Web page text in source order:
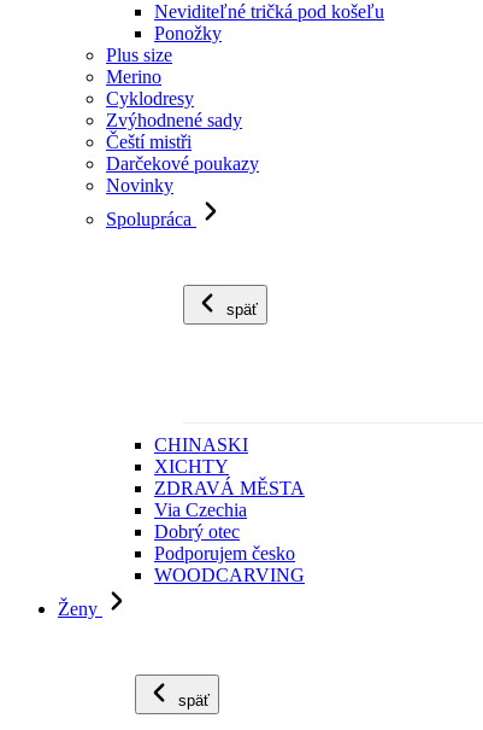
Neviditeľné tričká pod košeľu
Ponožky
Plus size
Merino
Cyklodresy
Zvýhodnené sady
Čeští mistři
Darčekové poukazy
Novinky
Spolupráca
späť
CHINASKI
XICHTY
ZDRAVÁ MĚSTA
Via Czechia
Dobrý otec
Podporujem česko
WOODCARVING
Ženy
späť